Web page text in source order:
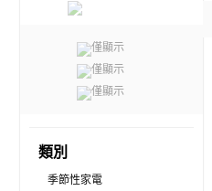
僅顯示
僅顯示
僅顯示
類別
季節性家電